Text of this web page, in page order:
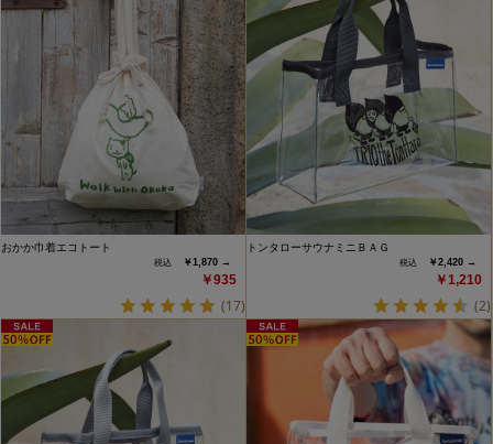
おかか巾着エコトート
￥1,870 →
￥935
(17)
トンタローサウナミニＢＡＧ
￥2,420 →
￥1,210
(2)